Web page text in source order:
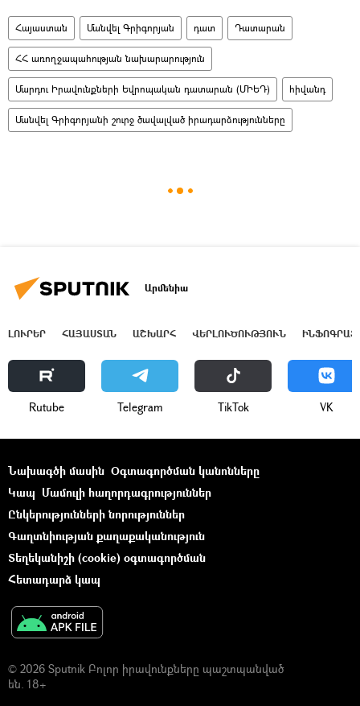
Հայաստան Մանվել Գրիգորյան դատ Դատարան
ՀՀ առողջապահության նախարարություն
Մարդու Իրավունքների Եվրոպական դատարան (ՄԻԵԴ) հիվանդ
Մանվել Գրիգորյանի շուրջ ծավալված իրադարձությունները
Արմենիա
ԼՈՒՐԵՐ ՀԱՅԱՍՏԱՆ ԱՇԽԱՐՀ ՎԵՐԼՈՒԾՈՒԹՅՈՒՆ
Rutube Telegram ТikТоk VK
Նախագծի մասին Օգտագործման կանոնները
Կապ Մամուլի հաղորդագրություններ
Ընկերությունների նորություններ
Գաղտնիության քաղաքականություն
Տեղեկանիշի (cookie) օգտագործման
Հետադարձ կապ
© 2026 Sputnik Բոլոր իրավունքները պաշտպանված
են. 18+